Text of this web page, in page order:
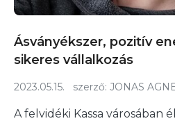
Ásványékszer, pozitív
sikeres vállalkozás
2023.05.15. szerző: JONAS
A felvidéki Kassa városában